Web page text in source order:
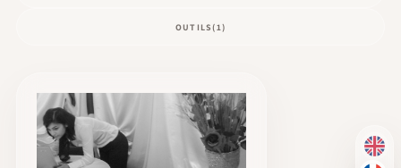
EN
OUTILS(1)